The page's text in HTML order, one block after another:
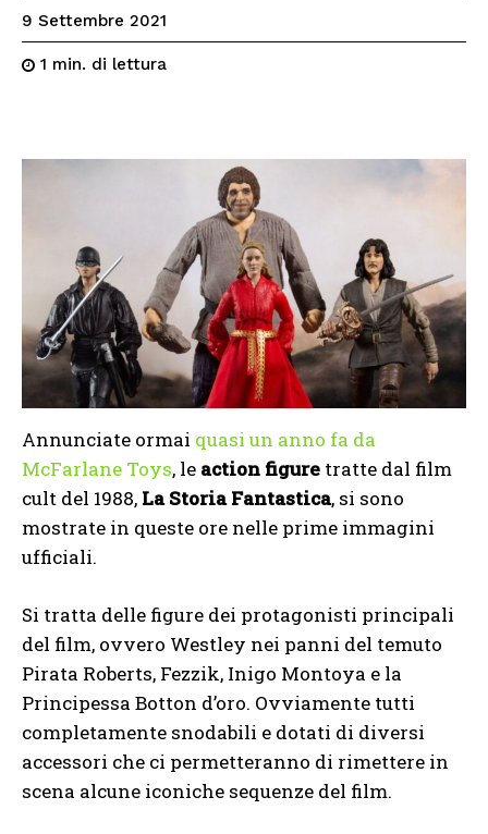
9 Settembre 2021
1 min. di lettura
Annunciate ormai quasi un anno fa da
McFarlane Toys, le action figure tratte dal film
cult del 1988, La Storia Fantastica, si sono
mostrate in queste ore nelle prime immagini
ufficiali.
Si tratta delle figure dei protagonisti principali
del film, ovvero Westley nei panni del temuto
Pirata Roberts, Fezzik, Inigo Montoya e la
Principessa Botton d’oro. Ovviamente tutti
completamente snodabili e dotati di diversi
accessori che ci permetteranno di rimettere in
scena alcune iconiche sequenze del film.